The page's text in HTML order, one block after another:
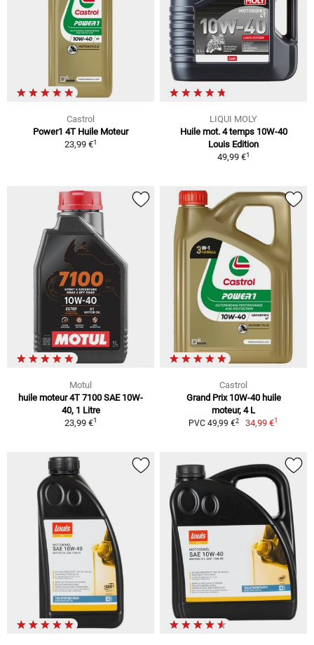
Castrol
Power1 4T Huile Moteur
23,99 €1
LIQUI MOLY
Huile mot. 4 temps 10W-40
Louis Edition
49,99 €1
Motul
huile moteur 4T 7100 SAE 10W-
40, 1 Litre
23,99 €1
Castrol
Grand Prix 10W-40 huile
moteur, 4 L
PVC 49,99 €2 34,99 €1